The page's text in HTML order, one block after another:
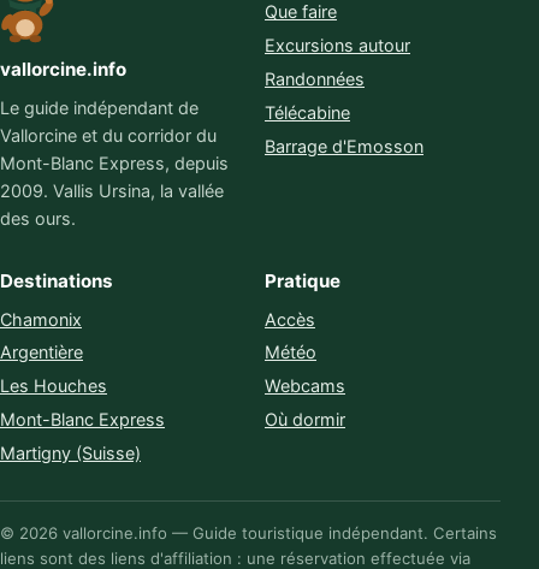
vallorcine.info
Le guide indépendant de
Vallorcine et du corridor du
Mont-Blanc Express, depuis
2009. Vallis Ursina, la vallée
des ours.
Que faire
Excursions autour
Randonnées
Télécabine
Barrage d'Emosson
Destinations
Chamonix
Argentière
Les Houches
Mont-Blanc Express
Martigny (Suisse)
Pratique
Accès
Météo
Webcams
Où dormir
© 2026 vallorcine.info — Guide touristique indépendant. Certains
liens sont des liens d'affiliation : une réservation effectuée via